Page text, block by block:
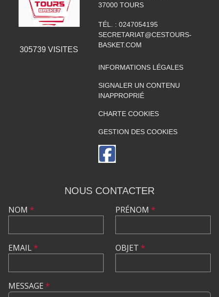
305739 VISITES
37000 TOURS
TÉL. : 0247054195
SECRETARIAT@CESTOURS-
BASKET.COM
INFORMATIONS LÉGALES
SIGNALER UN CONTENU
INAPPROPRIÉ
CHARTE COOKIES
GESTION DES COOKIES
NOUS CONTACTER
NOM *
EMAIL*
PRÉNOM *
OBJET *
MESSAGE *